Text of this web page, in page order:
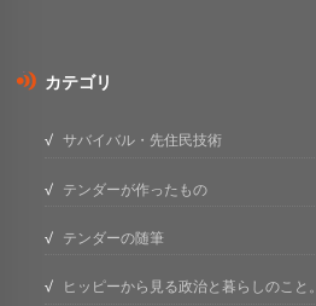
カテゴリ
サバイバル・先住民技術
テンダーが作ったもの
テンダーの随筆
ヒッピーから見る政治と暮らしのこと。